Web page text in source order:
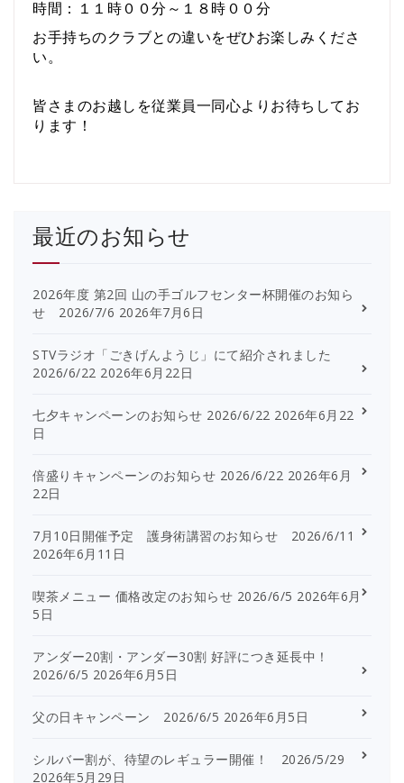
時間：１１時００分～１８時００分
お手持ちのクラブとの違いをぜひお楽しみくださ
い。
皆さまのお越しを従業員一同心よりお待ちしてお
ります！
最近のお知らせ
2026年度 第2回 山の手ゴルフセンター杯開催のお知ら
せ 2026/7/6 2026年7月6日
STVラジオ「ごきげんようじ」にて紹介されました
2026/6/22 2026年6月22日
七夕キャンペーンのお知らせ 2026/6/22 2026年6月22
日
倍盛りキャンペーンのお知らせ 2026/6/22 2026年6月
22日
7月10日開催予定 護身術講習のお知らせ 2026/6/11
2026年6月11日
喫茶メニュー 価格改定のお知らせ 2026/6/5 2026年6月
5日
アンダー20割・アンダー30割 好評につき延長中！
2026/6/5 2026年6月5日
父の日キャンペーン 2026/6/5 2026年6月5日
シルバー割が、待望のレギュラー開催！ 2026/5/29
2026年5月29日